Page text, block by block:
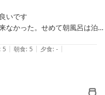
いです
なかった。せめて朝風呂は泊ま
: 5 | 朝食: 5 | 夕食: - |